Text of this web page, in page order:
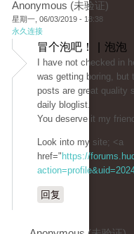
Anonymous (未验证)
星期一, 06/03/2019 - 18:38
永久连接
冒个泡吧！ | 泡泡
I have not checked in
was getting boring, but
posts are great quality
daily bloglist.
You deserve it my
Look into my site; <a
href=" https://
回复